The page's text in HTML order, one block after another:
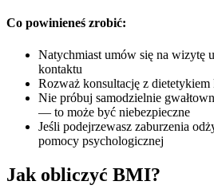
Co powinieneś zrobić:
Natychmiast umów się na wizytę
kontaktu
Rozważ konsultację z
Nie próbuj samodzielnie
— to może być niebezpieczne
Jeśli podejrzewasz zaburzenia
pomocy psychologicznej
Jak obliczyć BMI?